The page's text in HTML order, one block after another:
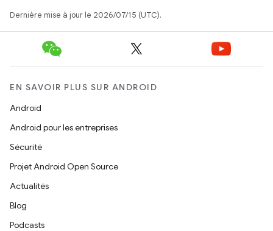
Dernière mise à jour le 2026/07/15 (UTC).
EN SAVOIR PLUS SUR ANDROID
Android
Android pour les entreprises
Sécurité
Projet Android Open Source
Actualités
Blog
Podcasts